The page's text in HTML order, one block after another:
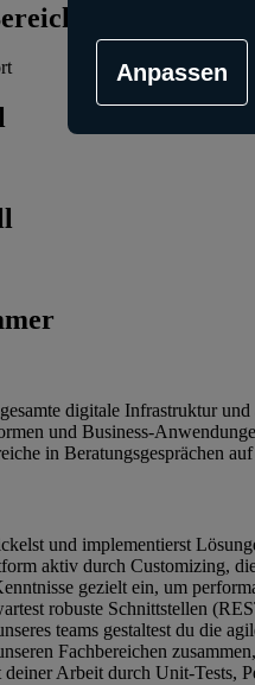
Anpassen
digitale Infrastruktur
und Business-
in Beratungsgesprächen
und implementierst
aktiv durch Customizing,
gezielt ein, um
robuste Schnittstellen
teams gestaltest du die
Fachbereichen
Arbeit durch Unit-Tests,